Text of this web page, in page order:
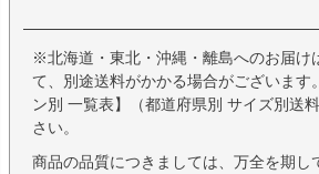
※北海道・東北・沖縄・離島へのお届け
て、別途送料がかかる場合がございます
ン別 一覧表】（都道府県別 サイズ別送
さい。
商品の品質につきましては、万全を期し